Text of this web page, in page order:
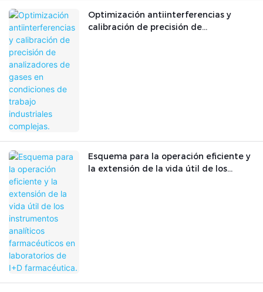
Optimización antiinterferencias y
calibración de precisión de
Esquema para la operación eficiente y
la extensión de la vida útil de los